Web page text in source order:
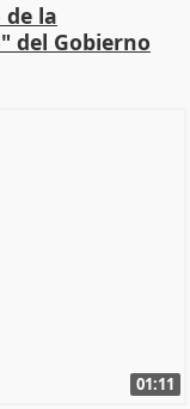
la
del Gobierno
01:11